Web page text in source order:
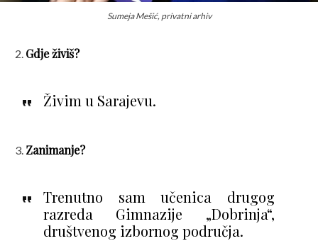
Sumeja Mešić, privatni arhiv
Gdje živiš?
Živim u Sarajevu.
Zanimanje?
Trenutno sam učenica drugog
razreda Gimnazije „Dobrinja“,
društvenog izbornog područja.